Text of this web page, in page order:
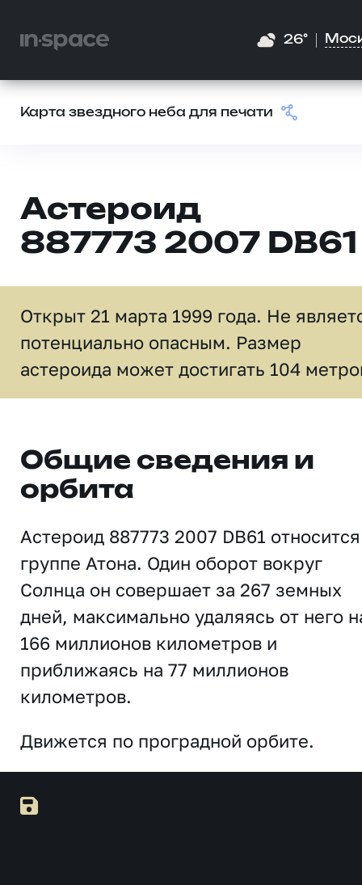
26°
Карта звездного неба для печати
Астероид
887773 2007 DB61
Открыт 21 марта 1999 года. Не
потенциально опасным. Размер
астероида может достигать 104
Общие сведения и
орбита
Астероид 887773 2007 DB61
группе Атона. Один оборот вокруг
Солнца он совершает за 267 земных
дней, максимально удаляясь от него
166 миллионов километров и
приближаясь на 77 миллионов
километров.
Движется по проградной орбите.